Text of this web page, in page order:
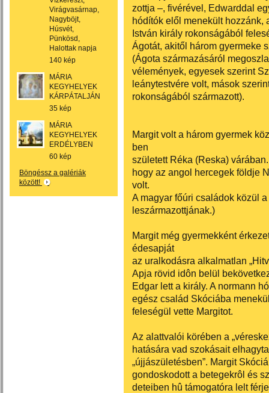
Virágvasárnap,
Nagyböjt,
Húsvét,
Pünkösd,
Halottak napja
140 kép
MÁRIA
KEGYHELYEK
KÁRPÁTALJÁN
35 kép
MÁRIA
KEGYHELYEK
ERDÉLYBEN
60 kép
Böngéssz a galériák
között!
zottja –, fivérével, Edwarddal
hódítók elől menekült hozzánk,
István király rokonságából
Ágotát, akitől három gyermeke
(Ágota származásáról
vélemények, egyesek szerint
leánytestvére volt, mások
rokonságából származott).
Margit volt a három gyermek
ben
született Réka (Reska)
hogy az angol hercegek földje
volt.
A magyar főúri családok közül
leszármazottjának.)
Margit még gyermekként
édesapját
az uralkodásra alkalmatlan
Apja rövid idôn belül
Edgar lett a király. A normann
egész család Skóciába
feleségül vette Margitot.
Az alattvalói körében a
hatására vad szokásait
„újjászületésben”. Margit
gondoskodott a betegekrôl és
deteiben hû támogatóra lelt